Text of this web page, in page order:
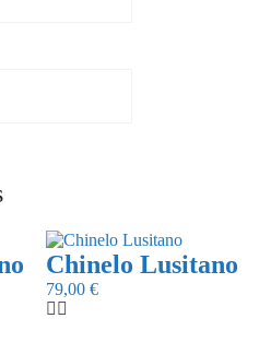
Chinelo Lusitano
79,00 €
This
product
has
multiple
variants.